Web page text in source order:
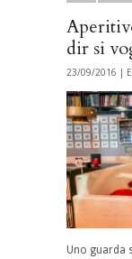
dir si
23/09/2016 |
Uno guarda